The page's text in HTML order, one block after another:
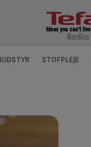
STOFPLEJE